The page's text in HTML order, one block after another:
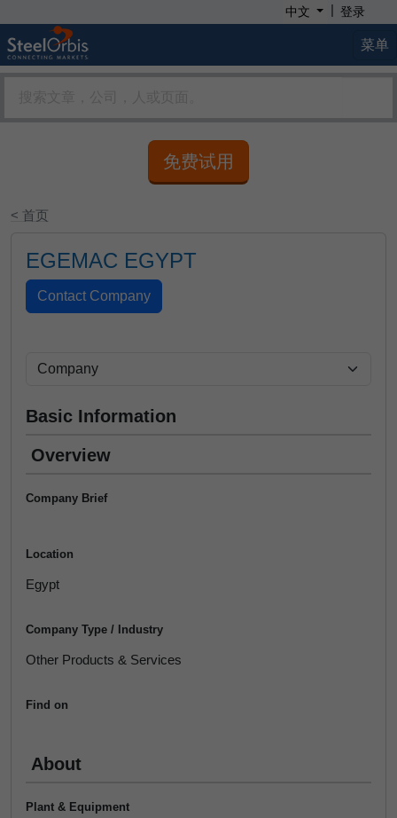
中文 | 登录
菜单
免费试用
< 首页
EGEMAC EGYPT
Basic Information
Overview
Company Brief
Location
Egypt
Company Type / Industry
Other Products & Services
Find on
About
Plant & Equipment